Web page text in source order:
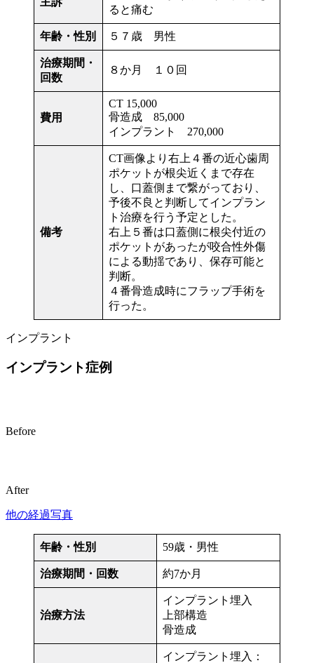
ると痛む
年齢・性別 ５７歳 男性
治療期間・
回数
８か月 １０回
費用
CT 15,000
骨造成 85,000
インプラント 270,000
備考
CT画像より右上４番の近心歯周
ポケットが根尖近くまで存在
し、口蓋側まで繋がっており、
予後不良と判断してインプラン
ト治療を行う予定とした。
右上５番は口蓋側に根尖付近の
ポケットがあったが咬合性外傷
による動揺であり、保存可能と
判断。
４番骨造成時にフラップ手術を
行った。
インプラント
インプラント症例
Before
After
他の経過写真
年齢・性別 59歳・男性
治療期間・回数 約7か月
治療方法
インプラント埋入
上部構造
骨造成
インプラント埋入：